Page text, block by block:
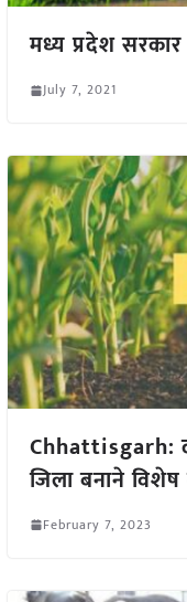
मध्य प्रदेश सरकार
July 7, 2021
Chhattisgarh:
जिला बनाने विशेष
February 7, 2023